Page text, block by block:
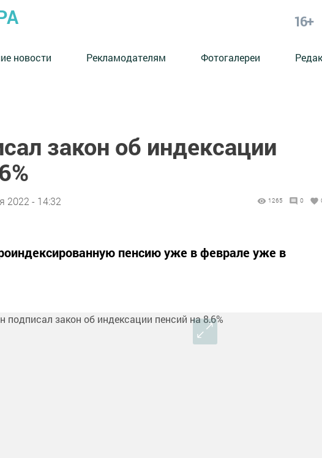
16+
новости Рекламодателям Фотогалереи
закон об индексации
2022 - 14:32 1265 0
пенсию уже в феврале уже в